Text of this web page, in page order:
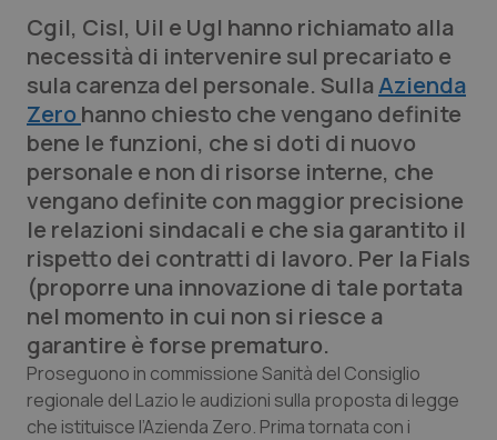
Lettere al direttore
Edizioni Regionali
QS Pro
Professionisti Sanitari.AI
Abruzzo
Basilicata
Calabria
Campania
QS Pro Gold
Artrite & artrosi
Asma & BPCO
Car-T
QS Club Newsletter
Cgil, Cisl, Uil e Ugl hanno richiamato alla
necessità di intervenire sul precariato e
sula carenza del personale. SullaAzienda
Zero hanno chiesto che vengano definite
bene le funzioni, che si doti di nuovo
personale e non di risorse interne, che
vengano definite con maggior precisione
le relazioni sindacali e che sia garantito il
rispetto dei contratti di lavoro. Per la Fials
(proporre una innovazione di tale portata
nel momento in cui non si riesce a
garantire è forse prematuro.
Proseguono in commissione Sanità del Consiglio
regionale del Lazio le audizioni sulla proposta di legge
che istituisce l’Azienda Zero. Prima tornata con i